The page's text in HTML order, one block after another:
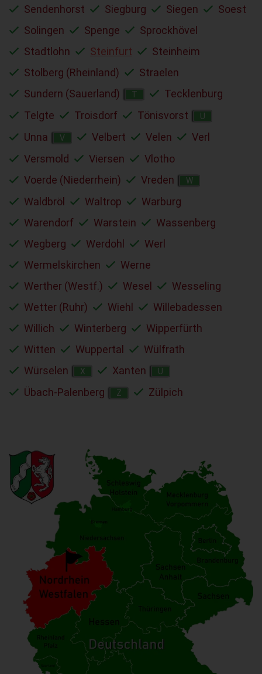
Sendenhorst
Siegburg Siegen
Soest
Solingen
Spenge
Sprockhövel
Stadtlohn
Steinfurt
Steinheim
Stolberg (Rheinland)
Straelen
Sundern (Sauerland)
T
Tecklenburg
Telgte
Troisdorf Tönisvorst U
Unna V Velbert Velen
Verl
Versmold
Viersen
Vlotho
Voerde (Niederrhein)
Vreden W
Waldbröl Waltrop
Warburg
Warendorf
Warstein
Wassenberg
Wegberg
Werdohl
Werl
Wermelskirchen
Werne
Werther (Westf.)
Wesel
Wesseling
Wetter (Ruhr)
Wiehl
Willebadessen
Willich
Winterberg
Wipperfürth
Witten
Wuppertal
Wülfrath
Würselen
X Xanten Ü
Übach-Palenberg Z Zülpich